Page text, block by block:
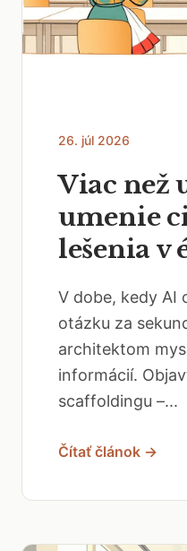
26. júl 2026
Viac než
umenie
lešenia v
V dobe, kedy AI
otázku za
architektom
informácií.
scaffoldingu –...
Čítať článok →